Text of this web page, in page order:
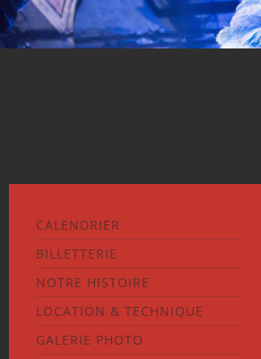
CALENDRIER
BILLETTERIE
NOTRE HISTOIRE
LOCATION & TECHNIQUE
GALERIE PHOTO